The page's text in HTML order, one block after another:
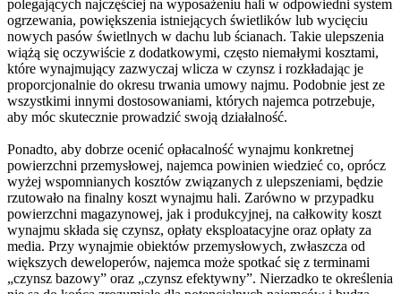
polegających najczęściej na wyposażeniu hali w odpowiedni system
ogrzewania, powiększenia istniejących świetlików lub wycięciu
nowych pasów świetlnych w dachu lub ścianach. Takie ulepszenia
wiążą się oczywiście z dodatkowymi, często niemałymi kosztami,
które wynajmujący zazwyczaj wlicza w czynsz i rozkładając je
proporcjonalnie do okresu trwania umowy najmu. Podobnie jest ze
wszystkimi innymi dostosowaniami, których najemca potrzebuje,
aby móc skutecznie prowadzić swoją działalność.
Ponadto, aby dobrze ocenić opłacalność wynajmu konkretnej
powierzchni przemysłowej, najemca powinien wiedzieć co, oprócz
wyżej wspomnianych kosztów związanych z ulepszeniami, będzie
rzutowało na finalny koszt wynajmu hali. Zarówno w przypadku
powierzchni magazynowej, jak i produkcyjnej, na całkowity koszt
wynajmu składa się czynsz, opłaty eksploatacyjne oraz opłaty za
media. Przy wynajmie obiektów przemysłowych, zwłaszcza od
większych deweloperów, najemca może spotkać się z terminami
„czynsz bazowy” oraz „czynsz efektywny”. Nierzadko te określenia